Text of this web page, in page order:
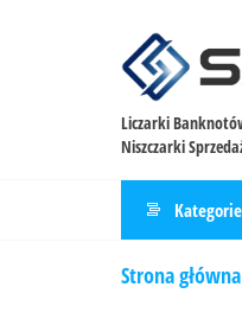
Liczarki
Niszczarki
Kategorie
Strona główna